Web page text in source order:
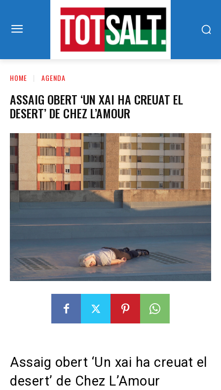
HOME AGENDA
ASSAIG OBERT ‘UN XAI HA CREUAT EL
DESERT’ DE CHEZ L’AMOUR
Assaig obert ‘Un xai ha creuat el
desert’ de Chez L’Amour